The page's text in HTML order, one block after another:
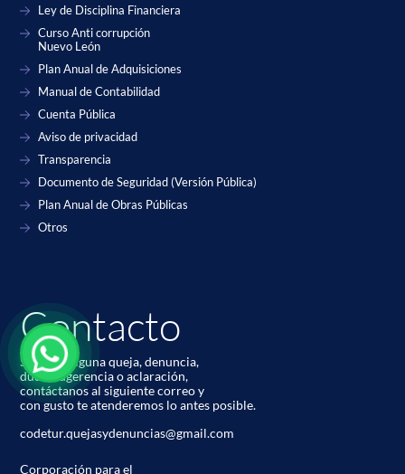
Ley de Disciplina Financiera
Curso Anti corrupción
Nuevo León
Plan Anual de Adquisiciones
Manual de Contabilidad
Cuenta Pública
Aviso de privacidad
Transparencia
Documento de Seguridad (Versión Pública)
Plan Anual de Obras Públicas
Otros
Contacto
Si tienes alguna queja, denuncia,
duda, sugerencia o aclaración,
contáctanos al siguiente correo y
con gusto te atenderemos lo antes posible.
codetur.quejasydenuncias@gmail.com
Corporación para el